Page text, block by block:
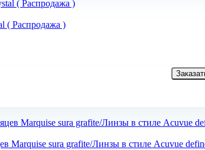
( Распродажа )
Marquise sura grafite/Линзы в стиле Acuvue